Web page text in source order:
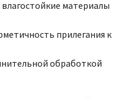
материалы
прилегания к
обработкой